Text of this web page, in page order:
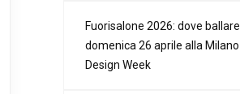
Fuorisalone 2026: dove ballare
domenica 26 aprile alla Milano
Design Week